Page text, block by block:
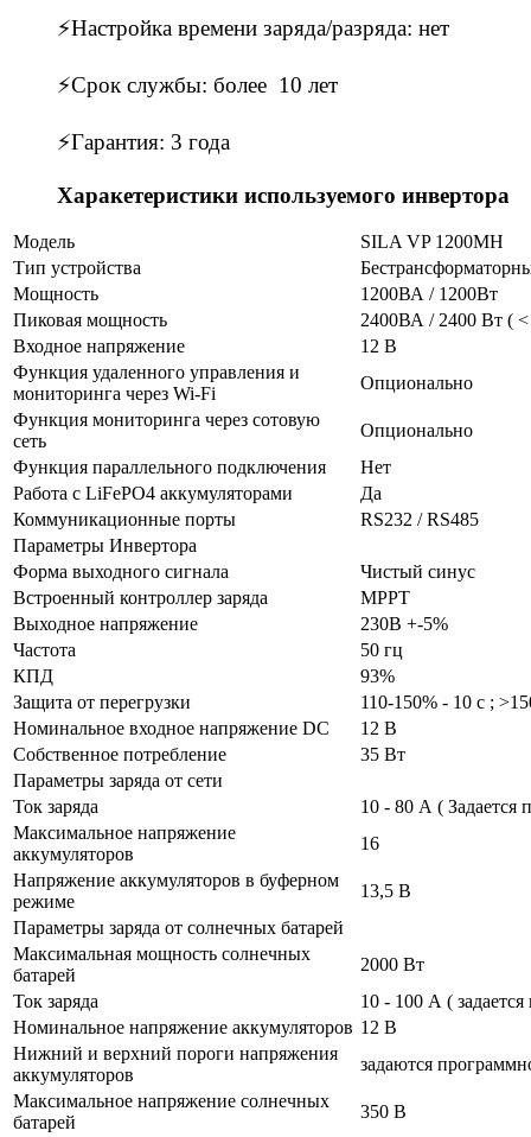
⚡Настройка времени заряда/разряда: нет
⚡Срок службы: более 10 лет
⚡Гарантия: 3 года
Харакетеристики используемого инвертора
Модель
SILA VP 1200MH
Тип устройства
Мощность
1200ВА / 1200Вт
Пиковая мощность
2400ВА / 2400 Вт ( <
Входное напряжение
12 В
Функция удаленного управления и
мониторинга через Wi-Fi
Опционально
Функция мониторинга через сотовую
сеть
Опционально
Функция параллельного подключения
Нет
Работа с LiFePO4 аккумуляторами
Да
Коммуникационные порты
RS232 / RS485
Параметры Инвертора
Форма выходного сигнала
Чистый синус
Встроенный контроллер заряда
MPPT
Выходное напряжение
230В +-5%
Частота
50 гц
КПД
93%
Защита от перегрузки
110-150% - 10 с ;
Номинальное входное напряжение DC
12 В
Собственное потребление
35 Вт
Параметры заряда от сети
Ток заряда
10 - 80 А ( Задается
Максимальное напряжение
аккумуляторов
16
Напряжение аккумуляторов в буферном
режиме
13,5 В
Параметры заряда от солнечных батарей
Максимальная мощность солнечных
батарей
2000 Вт
Ток заряда
10 - 100 А (
Номинальное напряжение аккумуляторов 12 В
Нижний и верхний пороги напряжения
аккумуляторов
задаются
Максимальное напряжение солнечных
батарей
350 В